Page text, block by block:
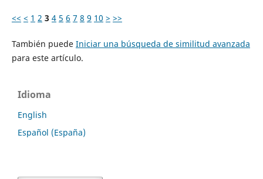
<< < 1 2 3 4 5 6 7 8 9 10 > >>
También puede Iniciar una búsqueda de similitud avanzada
para este artículo.
Idioma
English
Español (España)